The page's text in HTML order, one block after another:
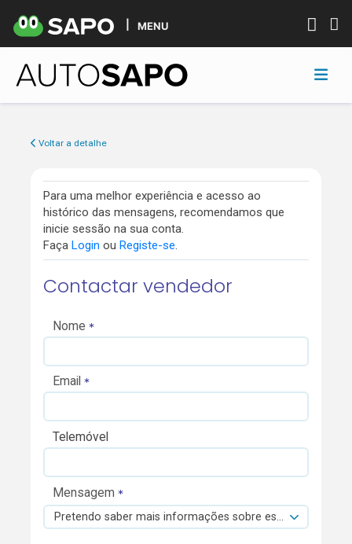
MENU
Voltar a detalhe
Para uma melhor experiência e acesso ao
histórico das mensagens, recomendamos que
inicie sessão na sua conta.
Faça Login ou Registe-se.
Contactar vendedor
Nome
Email
Telemóvel
Mensagem
Pretendo saber mais informações sobre esta viatura.